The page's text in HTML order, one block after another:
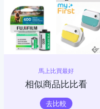
馬上比買最好
相似商品比比看
去比較